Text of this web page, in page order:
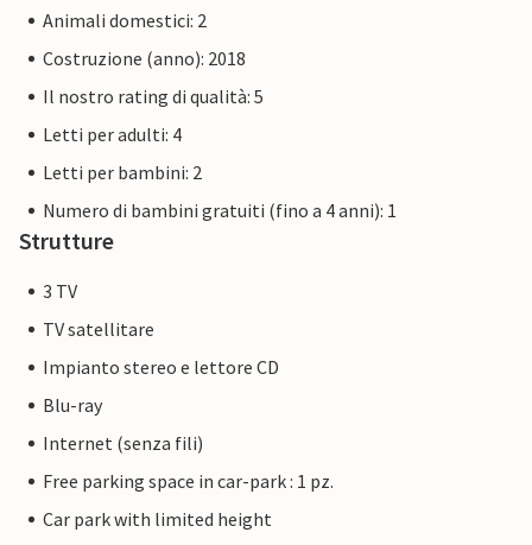
Mar Baltico) e la nave museo Passat per tutta la famiglia.
La Priwall è una penisola lunga circa tre chilometri tra il
Mar Baltico e la Trave, nella parte orientale dello
Schleswig-Holstein, e appartiene a Lubecca dal 1226.
Divertimento in spiaggia, nuoto, sport acquatici e
avventura proprio davanti alla porta della vostra casa
vacanze.
L'arredamento è paragonabile, ma non necessariamente
identico al 100%.
Altri appartamenti in questa villa sulle dune: DTR068-072.
Animali domestici: 2
Costruzione (anno): 2018
Il nostro rating di qualità: 5
Letti per adulti: 4
Letti per bambini: 2
Numero di bambini gratuiti (fino a 4 anni): 1
Strutture
3 TV
TV satellitare
Impianto stereo e lettore CD
Blu-ray
Internet (senza fili)
Free parking space in car-park : 1 pz.
Car park with limited height